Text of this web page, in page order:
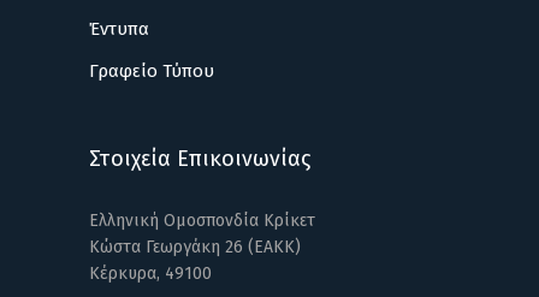
Έντυπα
Γραφείο Τύπου
Στοιχεία Επικοινωνίας
Ελληνική Ομοσπονδία Κρίκετ
Κώστα Γεωργάκη 26 (ΕΑΚΚ)
Κέρκυρα, 49100